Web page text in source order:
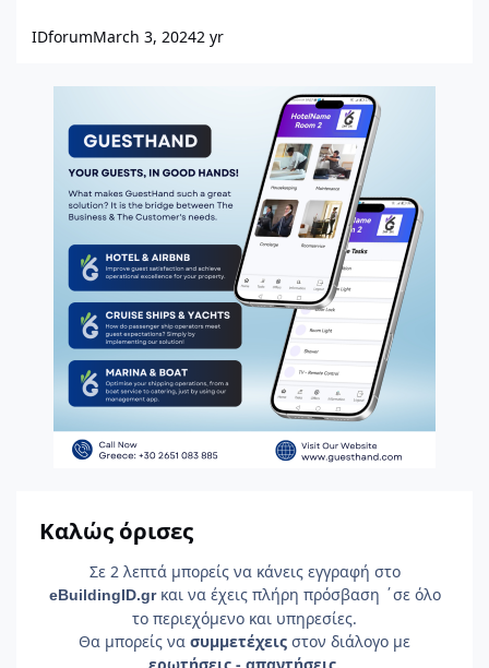
IDforumMarch 3, 20242 yr
Καλώς όρισες
Σε 2 λεπτά μπορείς να κάνεις εγγραφή στο
eBuildingID.gr και να έχεις πλήρη πρόσβαση ΄σε όλο
το περιεχόμενο και υπηρεσίες.
Θα μπορείς να συμμετέχεις στον διάλογο με
ερωτήσεις - απαντήσεις.